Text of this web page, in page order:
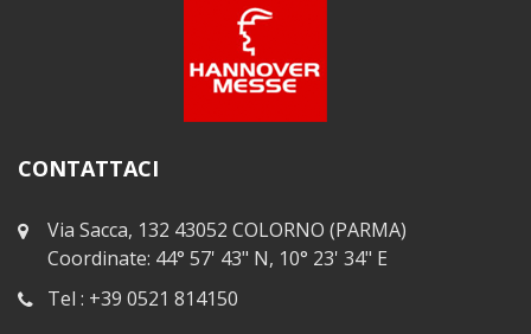
CONTATTACI
Via Sacca, 132 43052 COLORNO (PARMA)
Coordinate: 44° 57' 43" N, 10° 23' 34" E
Tel : +39 0521 814150